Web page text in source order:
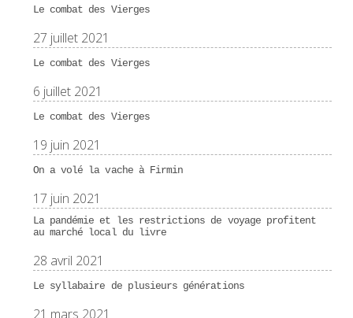
Le combat des Vierges
27 juillet 2021
Le combat des Vierges
6 juillet 2021
Le combat des Vierges
19 juin 2021
On a volé la vache à Firmin
17 juin 2021
La pandémie et les restrictions de voyage profitent
au marché local du livre
28 avril 2021
Le syllabaire de plusieurs générations
21 mars 2021